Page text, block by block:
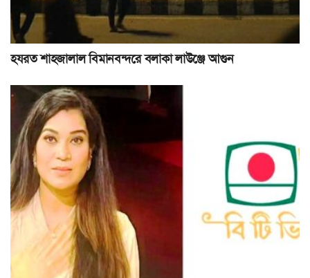
হযরত শাহজালাল বিমানবন্দরে বলাকা লাউঞ্জে আগুন